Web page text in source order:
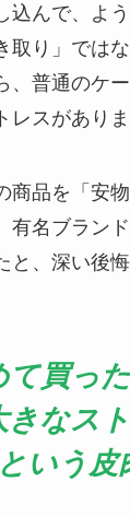
込んで、よ
り」ではな
、普通のケ
スがありま
商品を「安
有名ブラン
と、深い後
て買っ
きなス
いう皮